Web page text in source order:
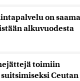
on
alkuvuodesta
toimiin
Ceutan